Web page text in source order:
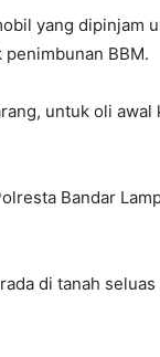
yang dipinjam
BBM.
untuk oli
Bandar
di tanah